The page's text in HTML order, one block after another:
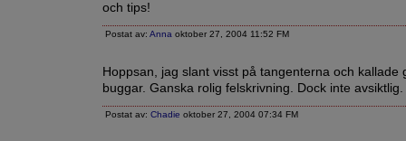
och tips!
Postat av: Anna oktober 27, 2004 11:52 FM
Hoppsan, jag slant visst på tangenterna och kallade
buggar. Ganska rolig felskrivning. Dock inte avsiktlig.
Postat av: Chadie oktober 27, 2004 07:34 FM